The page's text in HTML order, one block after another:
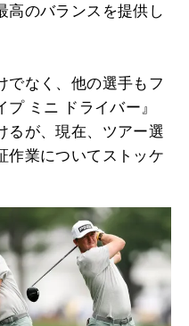
高のバランスを提供し
でなく、他の選手もフ
ミニ ドライバー』
るが、現在、ツアー選
作業についてストッケ